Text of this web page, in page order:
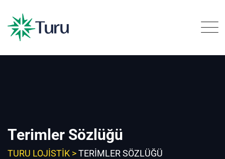
content
Terimler Sözlüğü
TURU LOJISTIK >TERIMLER SÖZLÜĞÜ